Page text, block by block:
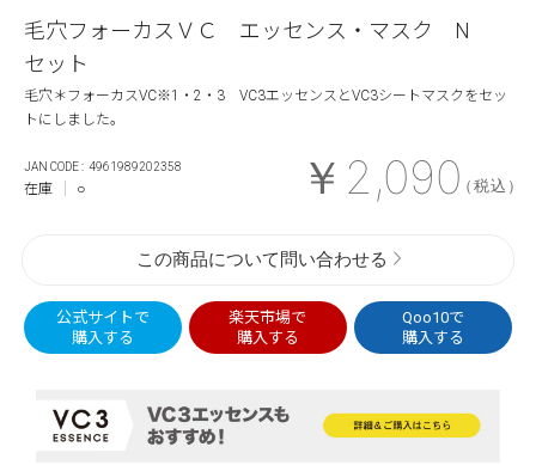
毛穴フォーカスＶＣ エッセンス・マスク N
セット
￥2,090（税込）
4961989202358
在庫 ○
毛穴＊フォーカスVC※1・2・3 VC3エッセンスとVC3シートマスクをセッ
トにしました。
この商品について問い合わせる
公式サイトで
購入する
楽天市場で
購入する
Qoo10で
購入する